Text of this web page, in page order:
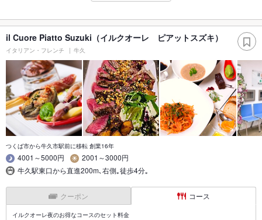
il Cuore Piatto Suzuki（イルクオーレ ピアットスズキ）
イタリアン・フレンチ 牛久
つくば市から牛久市駅前に移転 創業16年
4001～5000円
2001～3000円
牛久駅東口から直進200m､右側｡徒歩4分｡
クーポン コース
イルクオーレ夜のお得なコースのセット料金